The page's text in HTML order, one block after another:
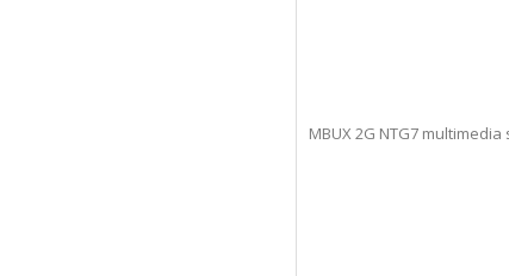
MBUX 2G NTG7